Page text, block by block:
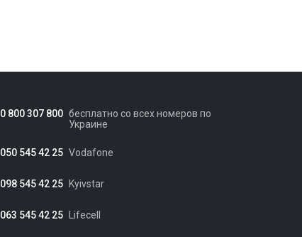
0 800 307 800 бесплатно со всех номеров по
Украине
050 545 42 25 Vodafone
098 545 42 25 Kyivstar
063 545 42 25 Lifecell